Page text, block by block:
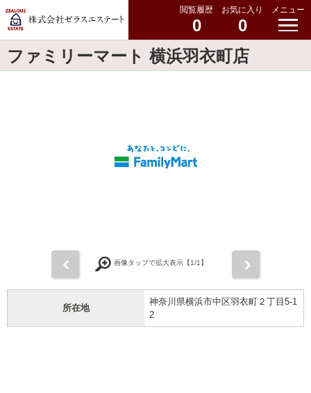
閲覧履歴
0
お気に入り
0
メニュー
ファミリーマート 横浜羽衣町店
画像タップで拡大表示【1/1】
所在地
神奈川県横浜市中区羽衣町２丁目5-1
2